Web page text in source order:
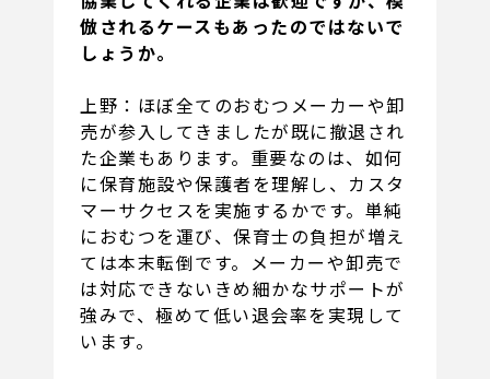
倣されるケースもあったのではないで
しょうか。
上野：ほぼ全てのおむつメーカーや卸
売が参入してきましたが既に撤退され
た企業もあります。重要なのは、如何
に保育施設や保護者を理解し、カスタ
マーサクセスを実施するかです。単純
におむつを運び、保育士の負担が増え
ては本末転倒です。メーカーや卸売で
は対応できないきめ細かなサポートが
強みで、極めて低い退会率を実現して
います。